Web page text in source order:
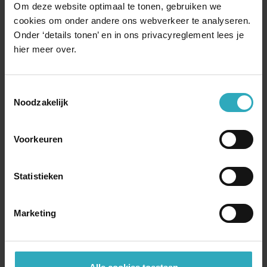
Om deze website optimaal te tonen, gebruiken we
cookies om onder andere ons webverkeer te analyseren.
Onder ‘details tonen’ en in ons privacyreglement lees je
hier meer over.
Noodzakelijk
Voorkeuren
Statistieken
Marketing
Meer boeken van deze auteur
9,
99
Je bestelt en rekent af bij:
Regelmatig
Ebook
Direct bestellen ➔
ISBN:
Je bestelt en rekent af bij: